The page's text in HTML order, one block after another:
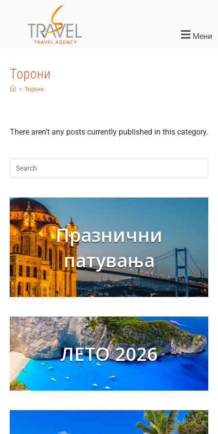
Мени
Торони
> Торони
There aren't any posts currently published in this category.
Празнични
патувања
ЛЕТО 2026